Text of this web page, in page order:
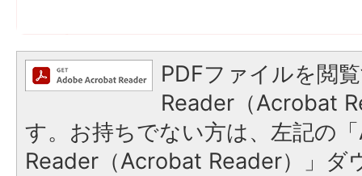
PDFファイルを閲
Reader（Acrobat
す。お持ちでない方は、左記の
Reader（Acrobat Reader）」ダ